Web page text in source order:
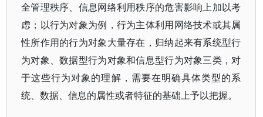
全管理秩序、信息网络利用秩序的危害影响上加以考
虑；以行为对象为例，行为主体利用网络技术或其属
性所作用的行为对象大量存在，归纳起来有系统型行
为对象、数据型行为对象和信息型行为对象三类，对
于这些行为对象的理解，需要在明确具体类型的系
统、数据、信息的属性或者特征的基础上予以把握。